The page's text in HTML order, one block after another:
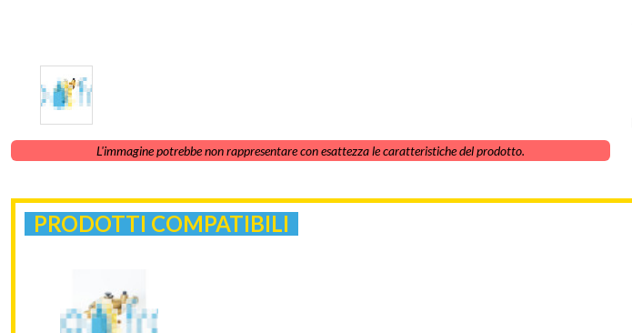
L'immagine potrebbe non rappresentare con esattezza le caratteristiche del prodotto.
PRODOTTI COMPATIBILI